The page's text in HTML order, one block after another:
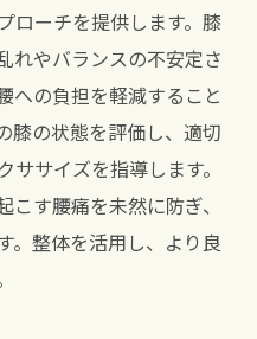
ローチを提供します。膝
れやバランスの不安定さ
への負担を軽減すること
膝の状態を評価し、適切
サイズを指導します。
す腰痛を未然に防ぎ、
。整体を活用し、より良